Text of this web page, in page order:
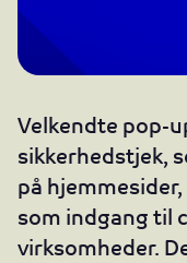
Velkendte pop-
sikkerhedstjek,
på
som indgang til
virksomheder.